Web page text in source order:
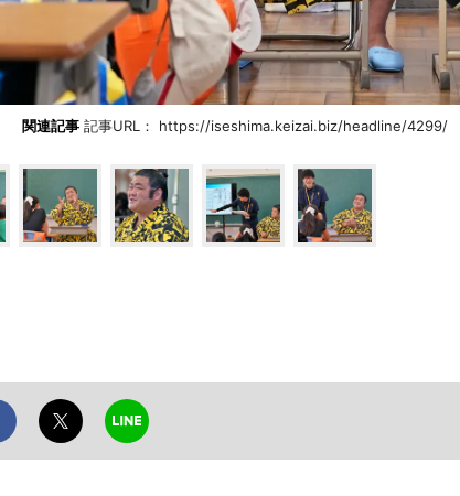
関連記事記事URL： https://iseshima.keizai.biz/headline/4299/